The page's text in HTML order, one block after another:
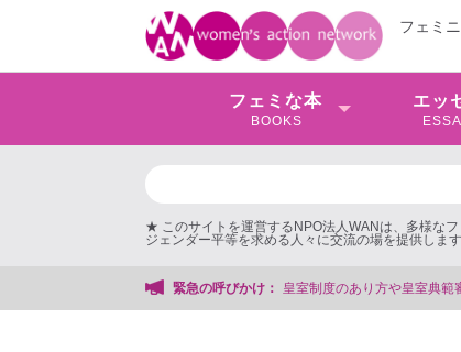
フェミ
フェミな本
BOOKS
エッ
★ このサイトを運営するNPO法人WANは、多様な
ジェンダー平等を求める人々に交流の場を提供します
緊急の呼びかけ：